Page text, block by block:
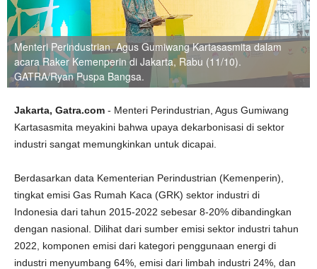
Menteri Perindustrian, Agus Gumiwang Kartasasmita dalam
acara Raker Kemenperin di Jakarta, Rabu (11/10).
GATRA/Ryan Puspa Bangsa.
Jakarta, Gatra.com - Menteri Perindustrian, Agus Gumiwang
Kartasasmita meyakini bahwa upaya dekarbonisasi di sektor
industri sangat memungkinkan untuk dicapai.
Berdasarkan data Kementerian Perindustrian (Kemenperin),
tingkat emisi Gas Rumah Kaca (GRK) sektor industri di
Indonesia dari tahun 2015-2022 sebesar 8-20% dibandingkan
dengan nasional. Dilihat dari sumber emisi sektor industri tahun
2022, komponen emisi dari kategori penggunaan energi di
industri menyumbang 64%, emisi dari limbah industri 24%, dan